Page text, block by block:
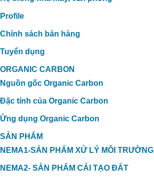
Profile
Chính sách bán hàng
Tuyển dụng
ORGANIC CARBON
Nguồn gốc Organic Carbon
Đặc tính của Organic Carbon
Ứng dụng Organic Carbon
SẢN PHẨM
NEMA1-SẢN PHẨM XỬ LÝ MÔI TRƯỜNG
NEMA2- SẢN PHẨM CẢI TẠO ĐẤT